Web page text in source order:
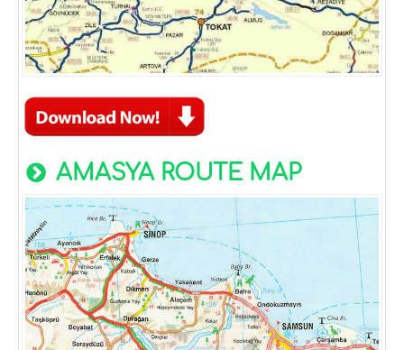
AMASYA ROUTE MAP